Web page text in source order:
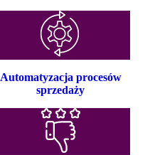
Automatyzacja procesów
sprzedaży